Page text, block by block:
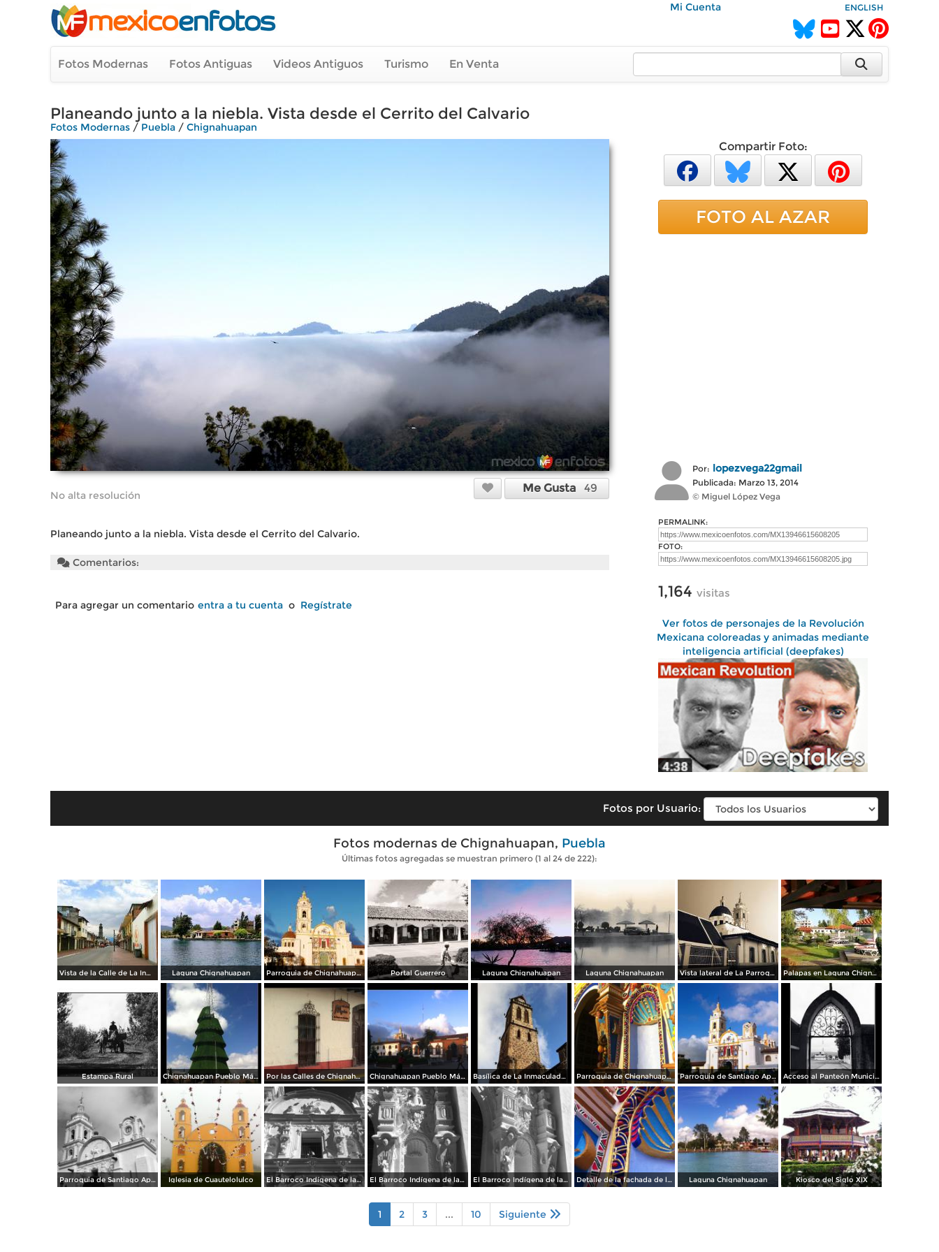
Mi Cuenta ENGLISH
Fotos Modernas Fotos Antiguas Videos Antiguos Turismo En Venta
Planeando junto a la niebla. Vista desde el Cerrito del Calvario
Fotos Modernas / Puebla / Chignahuapan
No alta resolución
Me Gusta 49
Planeando junto a la niebla. Vista desde el Cerrito del Calvario.
Comentarios:
Para agregar un comentario entra a tu cuenta o Regístrate
Compartir Foto:
FOTO AL AZAR
Por: lopezvega22gmail
Publicada: Marzo 13, 2014
© Miguel López Vega
PERMALINK:
FOTO:
1,164 visitas
Ver fotos de personajes de la Revolución
Mexicana coloreadas y animadas mediante
inteligencia artificial (deepfakes)
Fotos por Usuario:
Fotos modernas de Chignahuapan, Puebla
Últimas fotos agregadas se muestran primero (1 al 24 de 222):
Vista de la Calle de La Inmaculada en Semana Santa 2020. Laguna Chignahuapan Parroquia de Chignahuapan Portal Guerrero Laguna Chignahuapan Laguna Chignahuapan Vista lateral de La Parroquia Palapas en Laguna Chignahuapan
Estampa Rural Chignahuapan Pueblo Mágico Por las Calles de Chignahuapan Chignahuapan Pueblo Mágico Basílica de La Inmaculada Concepción. Parroquia de Chignahuapan. Parroquia de Santiago Apóstol Acceso al Panteón Municipal
Parroquia de Santiago Apóstol. Zócalo de la ciudad. Iglesia de Cuautelolulco El Barroco Indígena de la Parroquia El Barroco Indígena de la Parroquia de Chignahuapan. El Barroco Indígena de la Parrroquia de Chignahuapan. Detalle de la fachada de la Parroquia de Chignahuapan Laguna Chignahuapan Kiosco del Siglo XIX
1 2 3 ... 10 Siguiente